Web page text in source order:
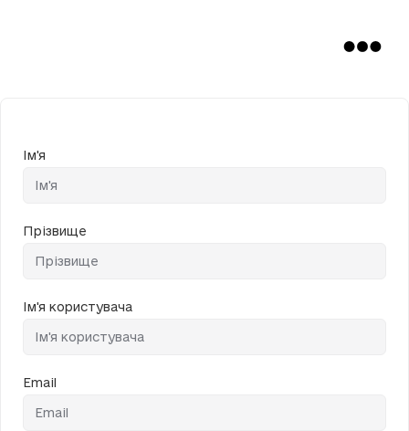
Ім'я
Прізвище
Ім'я користувача
Email